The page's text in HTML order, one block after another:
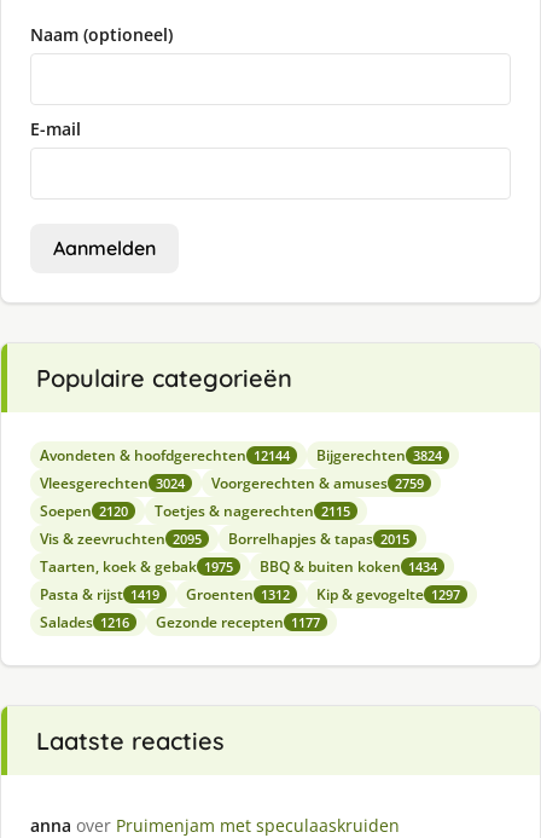
Naam (optioneel)
E-mail
Aanmelden
Populaire categorieën
Avondeten & hoofdgerechten 12144 Bijgerechten 3824
Vleesgerechten 3024 Voorgerechten & amuses 2759
Soepen 2120 Toetjes & nagerechten 2115
Vis & zeevruchten 2095 Borrelhapjes & tapas 2015
Taarten, koek & gebak 1975 BBQ & buiten koken 1434
Pasta & rijst 1419 Groenten 1312 Kip & gevogelte 1297
Salades 1216 Gezonde recepten 1177
Laatste reacties
anna over Pruimenjam met speculaaskruiden